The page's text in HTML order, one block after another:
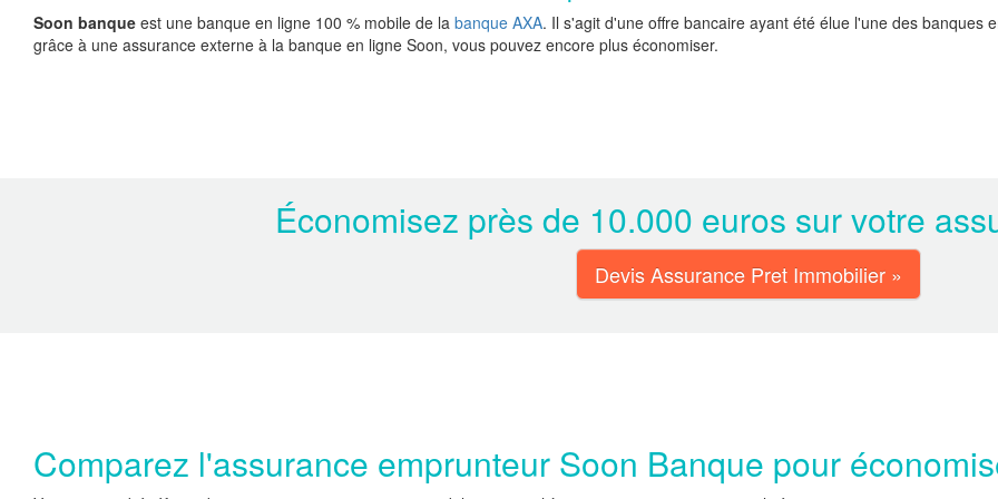
Soon banque est une banque en ligne 100 % mobile de la banque AXA. Il s'agit d'une offre bancaire ayant été élue l'une des banques
grâce à une assurance externe à la banque en ligne Soon, vous pouvez encore plus économiser.
Économisez près de 10.000 euros sur votre
Devis Assurance Pret Immobilier »
Comparez l'assurance emprunteur Soon Banque pour